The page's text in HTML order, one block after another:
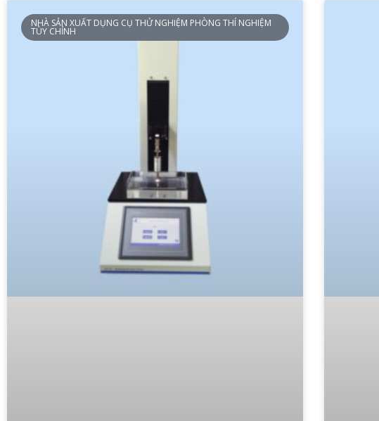
NHÀ SẢN XUẤT DỤNG CỤ THỬ NGHIỆM PHÒNG THÍ NGHIỆM
TÙY CHỈNH